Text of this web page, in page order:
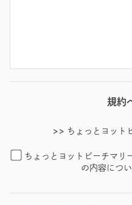
規約
>> ちょっとヨット
ちょっとヨットビーチマリ
の内容につ